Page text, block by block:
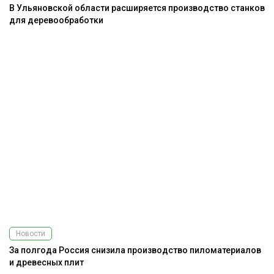
В Ульяновской области расширяется производство станков
для деревообработки
Новости
За полгода Россия снизила производство пиломатериалов
и древесных плит